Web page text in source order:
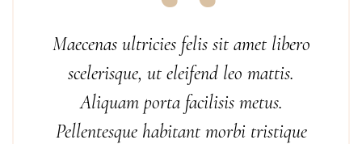
Maecenas ultricies felis sit amet libero
scelerisque, ut eleifend leo mattis.
Aliquam porta facilisis metus.
Pellentesque habitant morbi tristique